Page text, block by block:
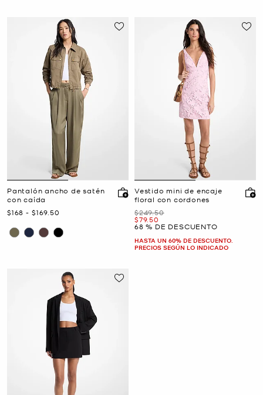
Pantalón ancho de satén
con caída
Ahora
$168 -
a Ahora
$169.50
Vestido mini de encaje
floral con cordones
Era
$249.50
Ahora
$79.50
68 % DE DESCUENTO
HASTA UN 60% DE DESCUENTO.
PRECIOS SEGÚN LO INDICADO